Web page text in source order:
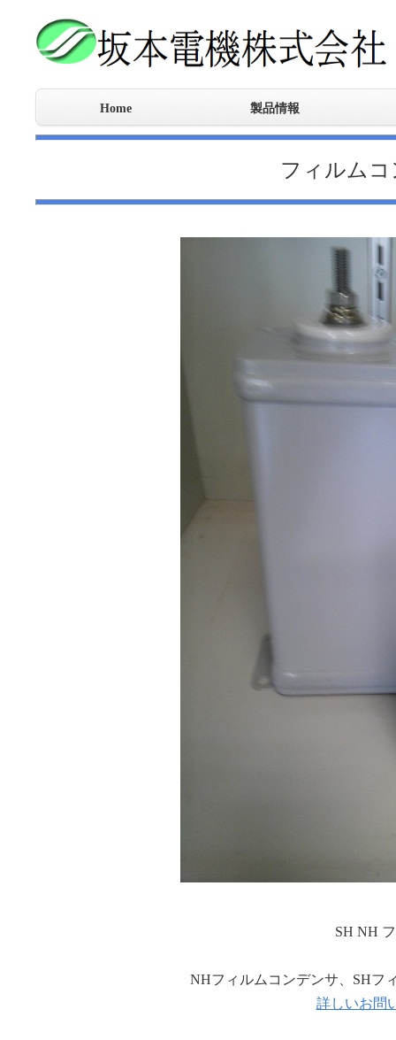
Home 製品情報
フィルムコンデンサ
高周波オイルコンデンサ
CR複合部品
サージ防護デバイス
CRVスナバ
高出力電源装置
耐圧検査機
イオナイザー
モーターブレーキ電源
MotoCarrou
特殊
機械
制御
エポ
フィルム
SH NH
NHフィルムコンデンサ、SHフ
詳しいお問